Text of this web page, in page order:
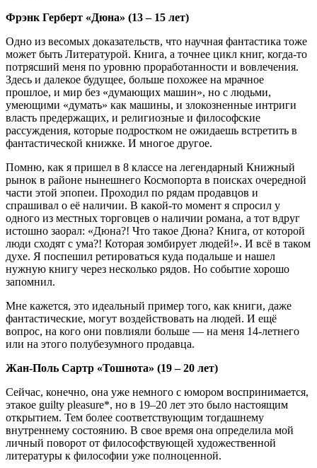
Фрэнк Герберт «Дюна» (13 – 15 лет)
Одно из весомых доказательств, что научная фантастика тоже
может быть Литературой. Книга, а точнее цикл книг, когда-то
потрясший меня по уровню проработанности и вовлечения.
Здесь и далекое будущее, больше похожее на мрачное
прошлое, и мир без «думающих машин», но с людьми,
умеющими «думать» как машины, и злокозненные интриги
власть предержащих, и религиозные и философские
рассуждения, которые подростком не ожидаешь встретить в
фантастической книжке. И многое другое.
Помню, как я пришел в 8 классе на легендарный Книжный
рынок в районе нынешнего Космопорта в поисках очередной
части этой эпопеи. Проходил по рядам продавцов и
спрашивал о её наличии. В какой-то момент я спросил у
одного из местных торговцев о наличии романа, а тот вдруг
истошно заорал: «Дюна?! Что такое Дюна? Книга, от которой
люди сходят с ума?! Которая зомбирует людей!». И всё в таком
духе. Я поспешил ретироваться куда подальше и нашел
нужную книгу через несколько рядов. Но событие хорошо
запомнил.
Мне кажется, это идеальный пример того, как книги, даже
фантастические, могут воздействовать на людей. И ещё
вопрос, на кого они повлияли больше — на меня 14-летнего
или на этого полубезумного продавца.
Жан-Поль Сартр «Тошнота» (19 – 20 лет)
Сейчас, конечно, она уже немного с юмором воспринимается,
этакое guilty pleasure*, но в 19–20 лет это было настоящим
открытием. Тем более соответствующим тогдашнему
внутреннему состоянию. В свое время она определила мой
личный поворот от философствующей художественной
литературы к философии уже полноценной.